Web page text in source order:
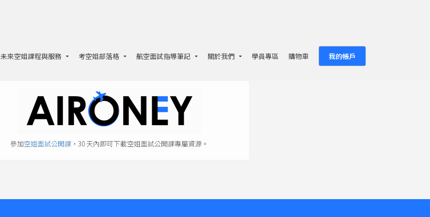
未來空姐課程與服務 考空姐部落格 航空面試指導筆記 關於我們 學員專區 購物車 我的帳戶
參加空姐面試公開課 ，30 天內即可下載空姐面試公開課專屬資源。